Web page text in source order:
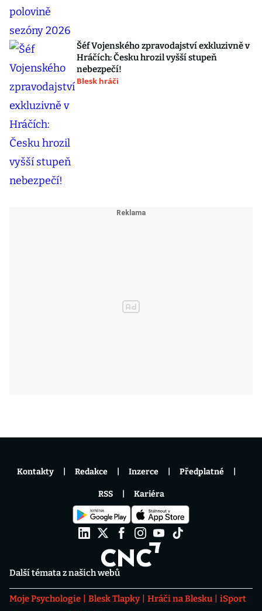
Šéf Vojenského zpravodajství exkluzivně v
Hráčích: Česku hrozil vyšší stupeň
nebezpečí!
Blesk hráči
Další témata z našich webů
Moje Psychologie Blesk Tlapky Hráči na Blesku
iSport
Kontakty Redakce Inzerce Předplatné
RSS Kariéra